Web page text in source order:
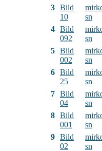
3 Bild
10
sn
4 Bild
092
sn
5 Bild
002
sn
6 Bild
25
sn
7 Bild
04
sn
8 Bild
001
sn
9 Bild
02
sn